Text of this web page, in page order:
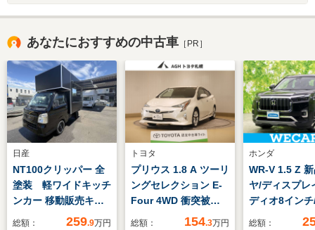
あなたにおすすめの中古車 ［PR］
日産
NT100クリッパー 全
塗装 軽ワイドキッチ
ンカー 移動販売キッ
チンカーボックス新品
総額： 259.9万円
トヨタ
プリウス 1.8 A ツーリ
ングセレクション E-
Four 4WD 衝突被害
軽減ブレーキ・メモリ
総額： 154.3万円
ホンダ
WR-V 1.5 Z
ヤ/ディスプレ
ディオ8イン
センシング/車
総額：